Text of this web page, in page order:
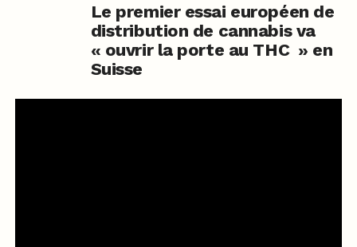
Le premier essai européen de
distribution de cannabis va
« ouvrir la porte au THC » en
Suisse